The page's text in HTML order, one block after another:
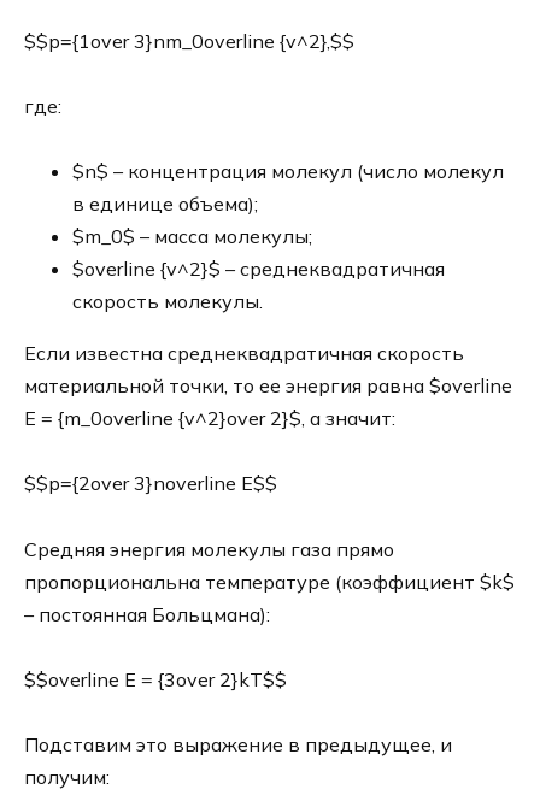
$$p={1over 3}nm_0overline {v^2},$$
где:
$n$ – концентрация молекул (число молекул
в единице объема);
$m_0$ – масса молекулы;
$overline {v^2}$ – среднеквадратичная
скорость молекулы.
Если известна среднеквадратичная скорость
материальной точки, то ее энергия равна $overline
E = {m_0overline {v^2}over 2}$, а значит:
$$p={2over 3}noverline E$$
Средняя энергия молекулы газа прямо
пропорциональна температуре (коэффициент $k$
– постоянная Больцмана):
$$overline E = {3over 2}kT$$
Подставим это выражение в предыдущее, и
получим: